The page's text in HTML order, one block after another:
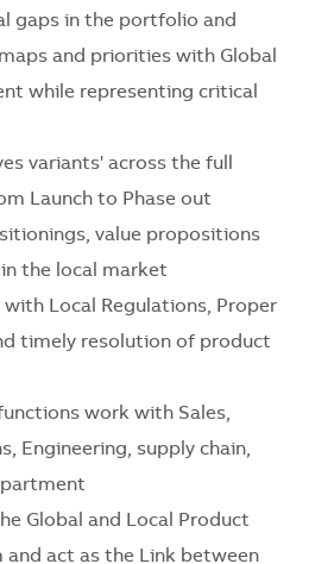
gaps in the portfolio and
and priorities with Global
while representing critical
variants' across the full
Launch to Phase out
value propositions
the local market
with Local Regulations, Proper
timely resolution of product
work with Sales,
Engineering, supply chain,
Global and Local Product
and act as the Link between